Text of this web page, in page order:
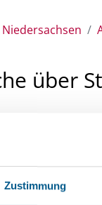
Zustimmung
über